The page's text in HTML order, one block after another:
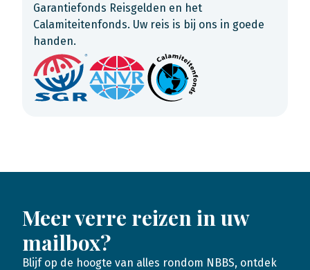
Garantiefonds Reisgelden en het
Calamiteitenfonds. Uw reis is bij ons in goede
handen.
Meer verre reizen in uw
mailbox?
Blijf op de hoogte van alles rondom NBBS, ontdek